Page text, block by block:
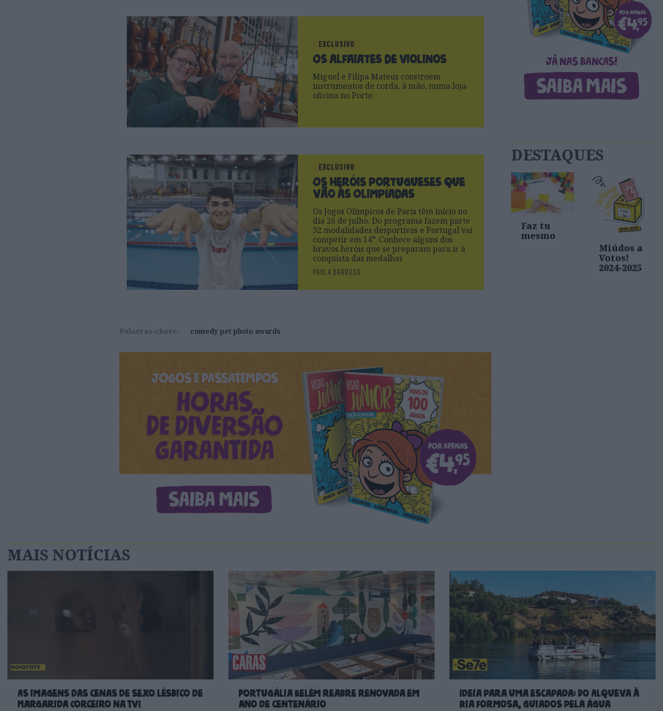
EXCLUSIVO
Os alfaiates de violinos
Miguel e Filipa Mateus constroem
instrumentos de corda, à mão, numa loja-
oficina no Porto
EXCLUSIVO
Os heróis portugueses que
vão às Olimpíadas
Os Jogos Olímpicos de Paris têm início no
dia 26 de julho. Do programa fazem parte
32 modalidades desportivas e Portugal vai
competir em 14*. Conhece alguns dos
bravos heróis que se preparam para ir à
conquista das medalhas
PAULA BARROSO
Palavras-chave: comedy pet photo awards
DESTAQUES
Faz tu
mesmo
Miúdos a
Votos!
2024-2025
MAIS NOTÍCIAS
As imagens das cenas de sexo lésbico de
Margarida Corceiro na TVI
Portugália Belém reabre renovada em
ano de centenário
Ideia para uma escapada: Do Alqueva à
Ria Formosa, guiados pela água